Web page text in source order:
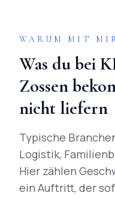
WARUM MIT
Was du bei
Zossen
nicht liefern
Typische
Logistik,
Hier zählen
ein Auftritt, der